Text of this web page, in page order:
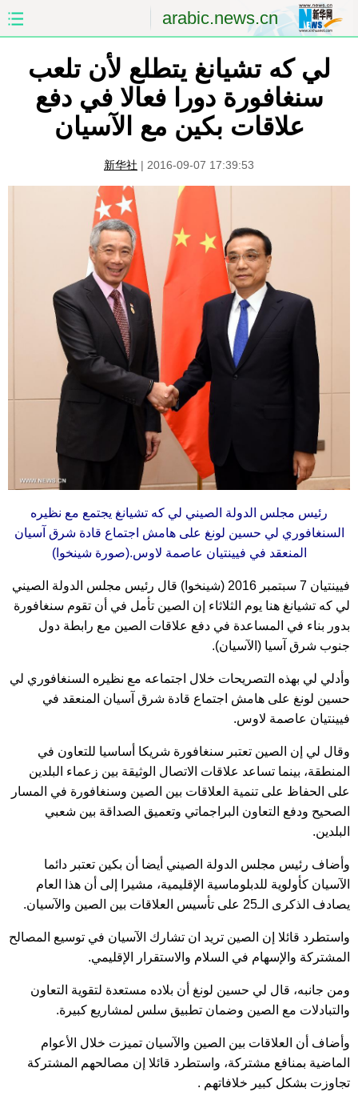
arabic.news.cn
الصين الصفحة الأولى
الشرق الأوسط العالم
العلوم والصحة الثقافة والتعليم
الرياضة السياحة والبيئة
مؤتمر صحفى للخارجية الصور
لي كه تشيانغ يتطلع لأن تلعب
سنغافورة دورا فعالا في دفع
علاقات بكين مع الآسيان
新华社 | 2016-09-07 17:39:53
رئيس مجلس الدولة الصيني لي كه تشيانغ يجتمع مع نظيره
السنغافوري لي حسين لونغ على هامش اجتماع قادة شرق آسيان
المنعقد في فيينتيان عاصمة لاوس.(صورة شينخوا)
فيينتيان 7 سبتمبر 2016 (شينخوا) قال رئيس مجلس الدولة الصيني
لي كه تشيانغ هنا يوم الثلاثاء إن الصين تأمل في أن تقوم سنغافورة
بدور بناء في المساعدة في دفع علاقات الصين مع رابطة دول
جنوب شرق آسيا (الآسيان).
وأدلي لي بهذه التصريحات خلال اجتماعه مع نظيره السنغافوري لي
حسين لونغ على هامش اجتماع قادة شرق آسيان المنعقد في
فيينتيان عاصمة لاوس.
وقال لي إن الصين تعتبر سنغافورة شريكا أساسيا للتعاون في
المنطقة، بينما تساعد علاقات الاتصال الوثيقة بين زعماء البلدين
على الحفاظ على تنمية العلاقات بين الصين وسنغافورة في المسار
الصحيح ودفع التعاون البراجماتي وتعميق الصداقة بين شعبي
البلدين.
وأضاف رئيس مجلس الدولة الصيني أيضا أن بكين تعتبر دائما
الآسيان كأولوية للدبلوماسية الإقليمية، مشيرا إلى أن هذا العام
يصادف الذكرى الـ25 على تأسيس العلاقات بين الصين والآسيان.
واستطرد قائلا إن الصين تريد ان تشارك الآسيان في توسيع المصالح
المشتركة والإسهام في السلام والاستقرار الإقليمي.
ومن جانبه، قال لي حسين لونغ أن بلاده مستعدة لتقوية التعاون
والتبادلات مع الصين وضمان تطبيق سلس لمشاريع كبيرة.
وأضاف أن العلاقات بين الصين والآسيان تميزت خلال الأعوام
الماضية بمنافع مشتركة، واستطرد قائلا إن مصالحهم المشتركة
تجاوزت بشكل كبير خلافاتهم .